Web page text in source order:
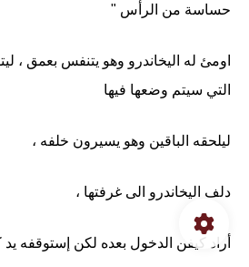
حساسة من الرأس "
اومئ له اليخاندرو وهو يتنفس بعمق ،
التي سيتم وضعها فيها
ليلحقه الباقين وهو يسيرون خلفه ،
دلف اليخاندرو الى غرفتها ،
أراد كيفن الدخول بعده لكن إستوقفه